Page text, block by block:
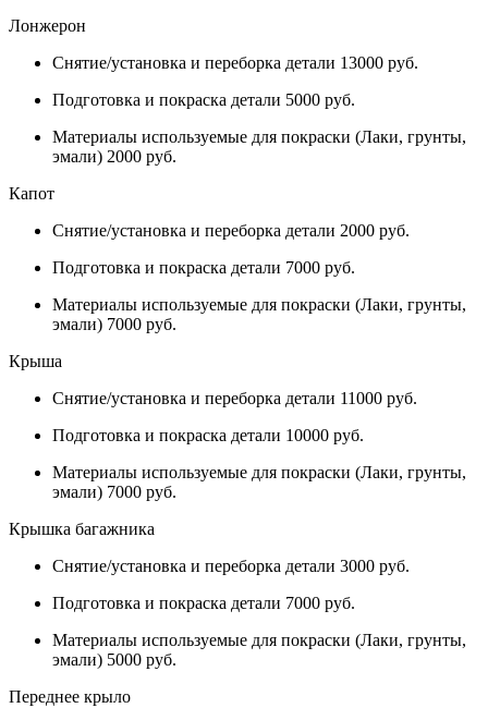
Лонжерон
Снятие/установка и переборка детали 13000 руб.
Подготовка и покраска детали 5000 руб.
Материалы используемые для покраски (Лаки, грунты,
эмали) 2000 руб.
Капот
Снятие/установка и переборка детали 2000 руб.
Подготовка и покраска детали 7000 руб.
Материалы используемые для покраски (Лаки, грунты,
эмали) 7000 руб.
Крыша
Снятие/установка и переборка детали 11000 руб.
Подготовка и покраска детали 10000 руб.
Материалы используемые для покраски (Лаки, грунты,
эмали) 7000 руб.
Крышка багажника
Снятие/установка и переборка детали 3000 руб.
Подготовка и покраска детали 7000 руб.
Материалы используемые для покраски (Лаки, грунты,
эмали) 5000 руб.
Переднее крыло